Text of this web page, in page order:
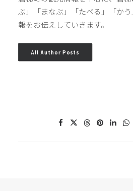
ぶ」「まなぶ」「たべる」「か
報をお伝えしていきます。
All Author Posts